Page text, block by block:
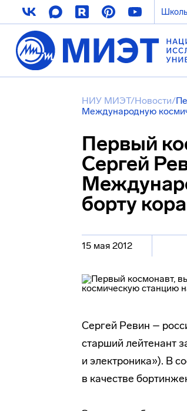
НИУ МИЭТ/Новости/
Международную
Первый
Сергей
борту
15 мая 2012
Сергей Ревин –
старший лейтенант
и электроника»). В
в качестве